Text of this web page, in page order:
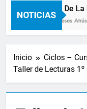
NOTICIAS
Dia De La
2 Meses Atrás
Inicio Ciclos –
Taller de Lecturas 1º